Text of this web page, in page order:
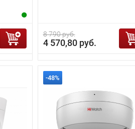
8 790 руб.
4 570,80 руб.
-48%